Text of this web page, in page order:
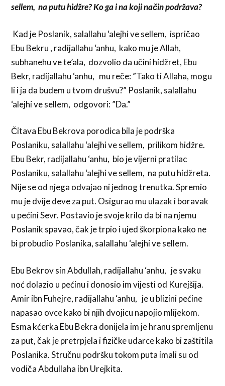
sellem, na putu hidžre? Ko ga i na koji način podržava?
Kad je Poslanik, salallahu ‘alejhi ve sellem, ispričao
Ebu Bekru , radijallahu ‘anhu, kako mu je Allah,
subhanehu ve te’ala, dozvolio da učini hidžret, Ebu
Bekr, radijallahu ‘anhu, mu reče: ”Tako ti Allaha, mogu
li i ja da budem u tvom drušvu?” Poslanik, salallahu
‘alejhi ve sellem, odgovori: ”Da.”
Čitava Ebu Bekrova porodica bila je podrška
Poslaniku, salallahu ‘alejhi ve sellem, prilikom hidžre.
Ebu Bekr, radijallahu ‘anhu, bio je vijerni pratilac
Poslaniku, salallahu ‘alejhi ve sellem, na putu hidžreta.
Nije se od njega odvajao ni jednog trenutka. Spremio
mu je dvije deve za put. Osigurao mu ulazak i boravak
u pećini Sevr. Postavio je svoje krilo da bi na njemu
Poslanik spavao, čak je trpio i ujed škorpiona kako ne
bi probudio Poslanika, salallahu ‘alejhi ve sellem.
Ebu Bekrov sin Abdullah, radijallahu ‘anhu, je svaku
noć dolazio u pećinu i donosio im vijesti od Kurejšija.
Amir ibn Fuhejre, radijallahu ‘anhu, je u blizini pećine
napasao ovce kako bi njih dvojicu napojio mlijekom.
Esma kćerka Ebu Bekra donijela im je hranu spremljenu
za put, čak je pretrpjela i fizičke udarce kako bi zaštitila
Poslanika. Stručnu podršku tokom puta imali su od
vodiča Abdullaha ibn Urejkita.